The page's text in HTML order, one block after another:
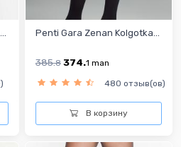
Penti Gara Zenan Kolgotka...
385.8 374.1 man
480 отзыв(ов)
В корзину